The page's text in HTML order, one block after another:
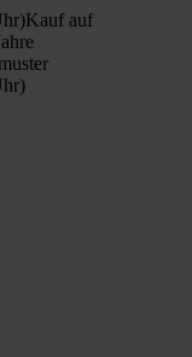
)Kauf auf
)